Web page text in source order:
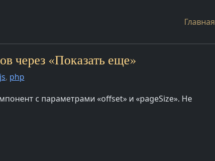
Главная
через «Показать еще»
js, php
с параметрами «offset» и «pageSize». Не